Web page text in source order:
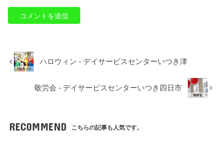
ハロウィン - デイサービスセンターいつき津
敬労会 - デイサービスセンターいつき四日市
RECOMMEND こちらの記事も人気です。